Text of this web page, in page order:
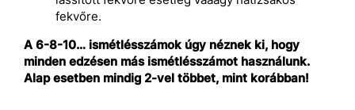
fekvőre.
A 6-8-10… ismétlésszámok úgy néznek ki, hogy
minden edzésen más ismétlésszámot használunk.
Alap esetben mindig 2-vel többet, mint korábban!